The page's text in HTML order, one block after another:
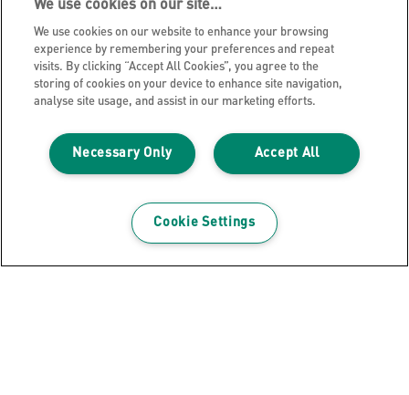
Abonnez-vous à la newsletter!
Tenez-vous au courant des événements, nouveaux
Leitz. En consultant simplement votre boîte mail!
We use cookies on our site…
We use cookies on our website to enhance your browsing
experience by remembering your preferences and repeat
visits. By clicking “Accept All Cookies”, you agree to the
storing of cookies on your device to enhance site navigation,
analyse site usage, and assist in our marketing efforts.
Accept All
Necessary Only
Cookie Settings